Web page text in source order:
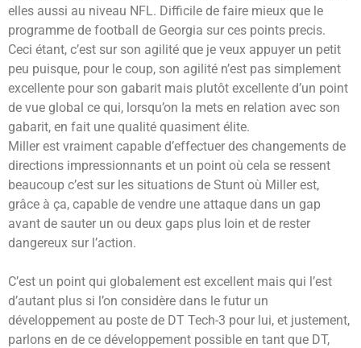
elles aussi au niveau NFL. Difficile de faire mieux que le
programme de football de Georgia sur ces points precis.
Ceci étant, c’est sur son agilité que je veux appuyer un petit
peu puisque, pour le coup, son agilité n’est pas simplement
excellente pour son gabarit mais plutôt excellente d’un point
de vue global ce qui, lorsqu’on la mets en relation avec son
gabarit, en fait une qualité quasiment élite.
Miller est vraiment capable d’effectuer des changements de
directions impressionnants et un point où cela se ressent
beaucoup c’est sur les situations de Stunt où Miller est,
grâce à ça, capable de vendre une attaque dans un gap
avant de sauter un ou deux gaps plus loin et de rester
dangereux sur l’action.
C’est un point qui globalement est excellent mais qui l’est
d’autant plus si l’on considère dans le futur un
développement au poste de DT Tech-3 pour lui, et justement,
parlons en de ce développement possible en tant que DT,